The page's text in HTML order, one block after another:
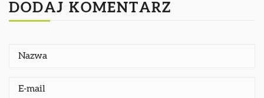
DODAJ KOMENTARZ